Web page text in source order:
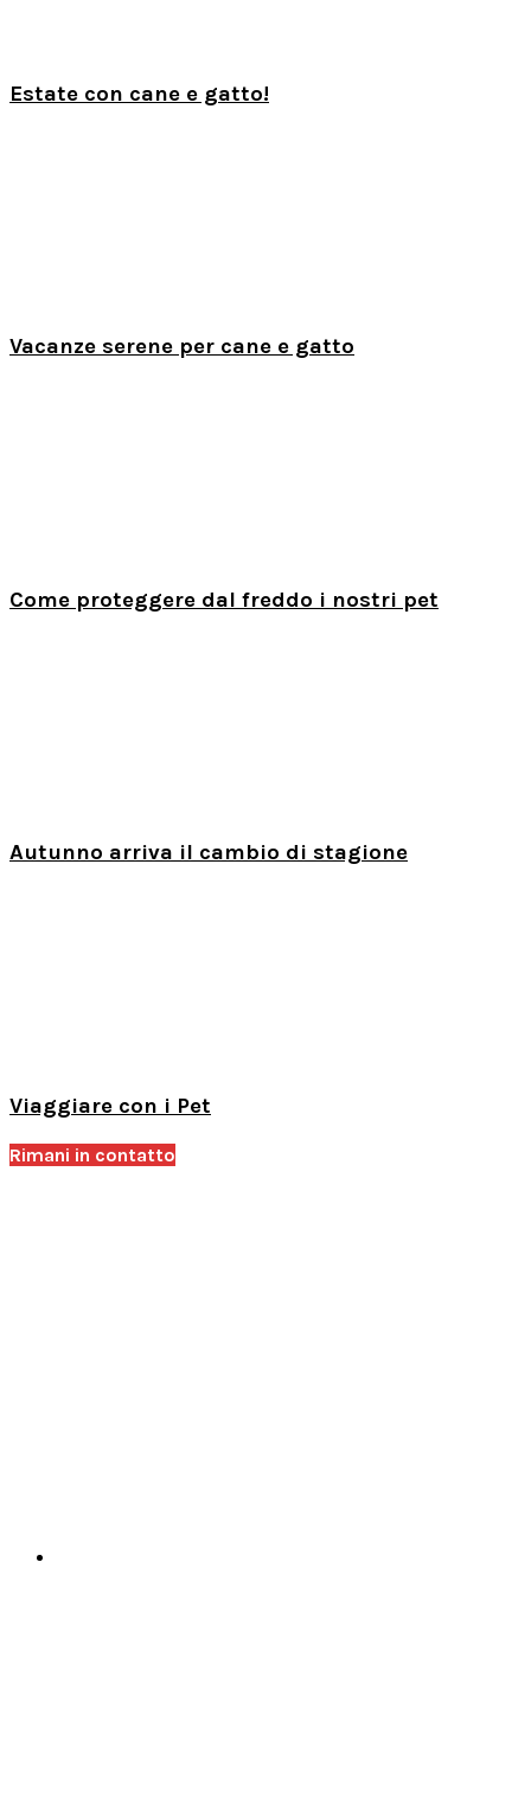
Estate con cane e gatto!
Vacanze serene per cane e gatto
Come proteggere dal freddo i nostri pet
Autunno arriva il cambio di stagione
Viaggiare con i Pet
Rimani in contatto